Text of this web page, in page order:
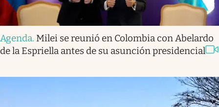
Agenda. Milei se reunió en Colombia con Abelardo
de la Espriella antes de su asunción presidencial